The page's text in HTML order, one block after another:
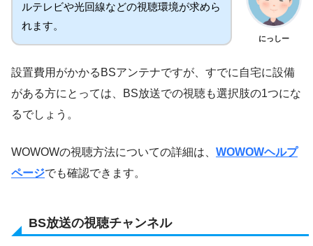
ルテレビや光回線などの視聴環境が求めら
れます。
にっしー
設置費用がかかるBSアンテナですが、すでに自宅に設備
がある方にとっては、BS放送での視聴も選択肢の1つにな
るでしょう。
WOWOWの視聴方法についての詳細は、 WOWOWヘルプ
ページでも確認できます。
BS放送の視聴チャンネル